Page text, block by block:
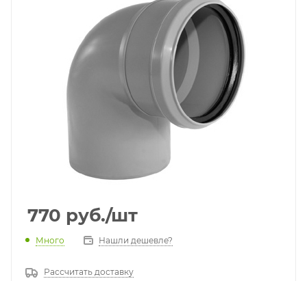
770 руб./шт
Много Нашли дешевле?
Рассчитать доставку